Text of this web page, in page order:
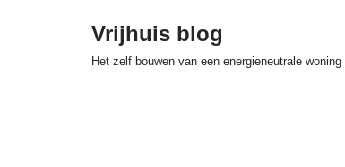
Vrijhuis blog
Het zelf bouwen van een energieneutrale woning